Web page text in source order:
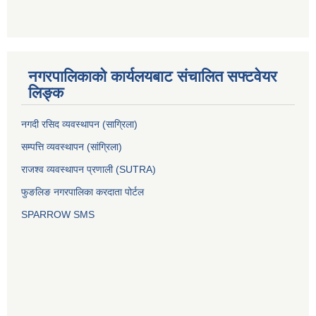
नगरपालिकाको कार्यलयबाट संचालित सफ्टवेयर
लिङ्क
नगदी रसिद व्यवस्थापन (साग्रिला)
सम्पत्ति व्यवस्थापन (सांग्रिला)
राजश्व व्यवस्थापन प्रणाली (SUTRA)
फुङलिङ नगरपालिका करदाता पोर्टल
SPARROW SMS